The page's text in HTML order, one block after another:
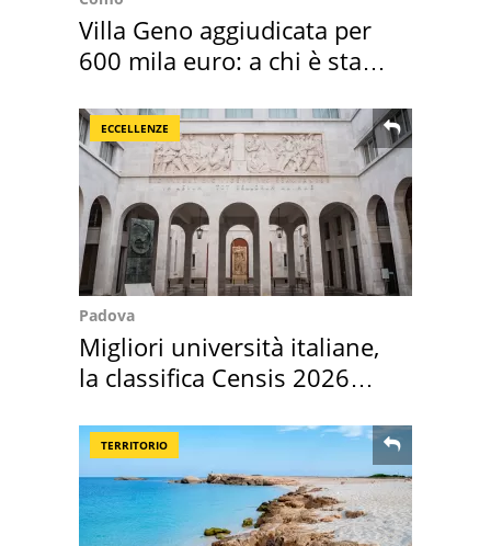
Villa Geno aggiudicata per
600 mila euro: a chi è stata
ECCELLENZE
Padova
Migliori università italiane,
la classifica Censis 2026
TERRITORIO